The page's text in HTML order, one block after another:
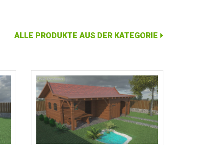
ALLE PRODUKTE AUS DER KATEGORIE